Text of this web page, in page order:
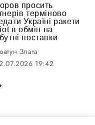
просить
терміново
Україні ракети
в обмін на
поставки
Злата
19:42